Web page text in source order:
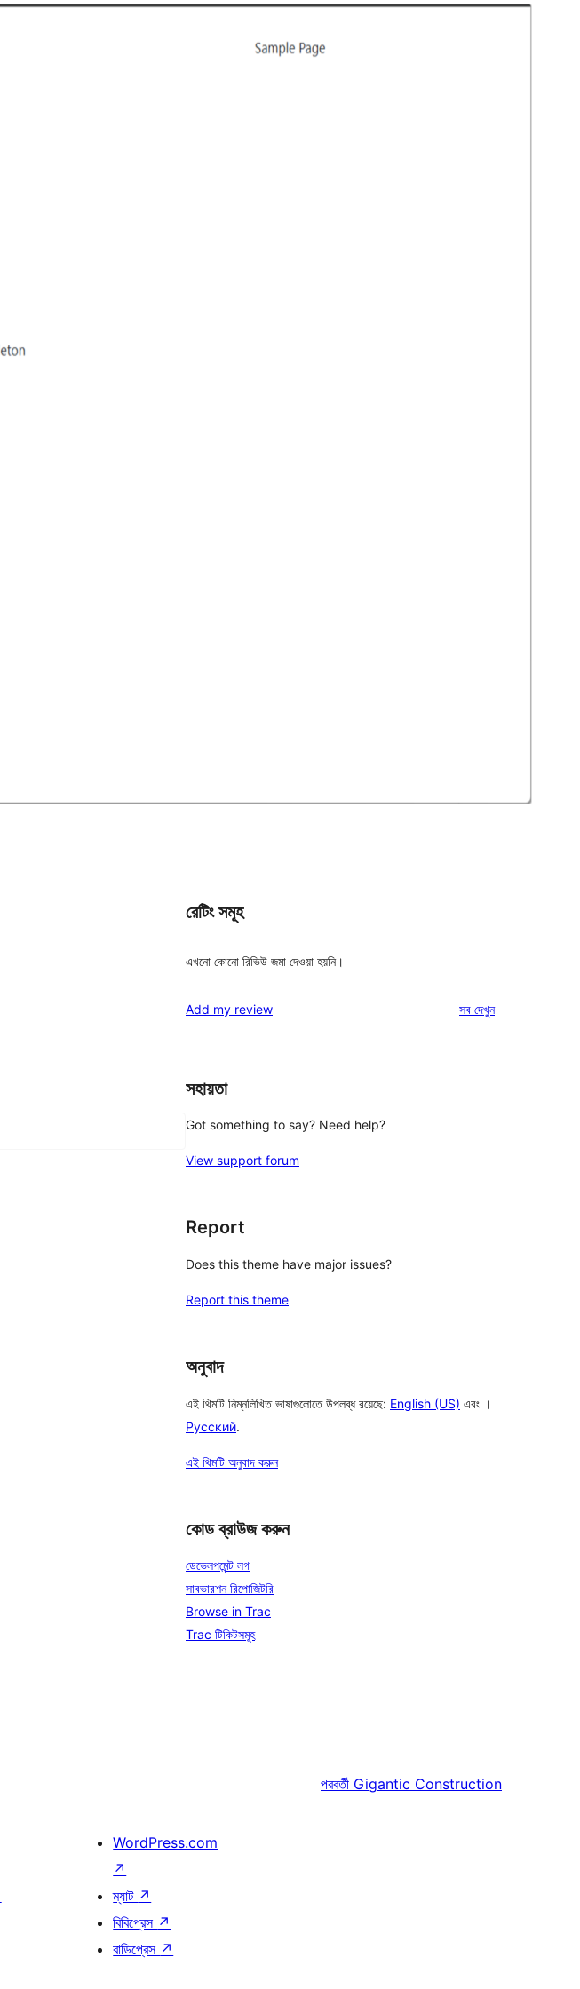
রেটিং সমূহ
এখনো কোনো রিভিউ জমা দেওয়া হয়নি।
Add my review সবরিভিউ
দেখুন
সহায়তা
Got something to say? Need help?
View support forum
Report
Does this theme have major issues?
Report this theme
অনুবাদ
এই থিমটি নিম্নলিখিত ভাষাগুলোতে উপলব্ধ রয়েছে: English (US) এবং ।
Русский.
এই থিমটি অনুবাদ করুন
কোড ব্রাউজ করুন
ডেভেলপমেন্ট লগ
সাবভারশন রিপোজিটরি
Browse in Trac
Trac টিকিটসমূহ
পরবর্তী Gigantic Construction
WordPress.com
↗
ম্যাট ↗
বিবিপ্রেস ↗
বাডিপ্রেস ↗